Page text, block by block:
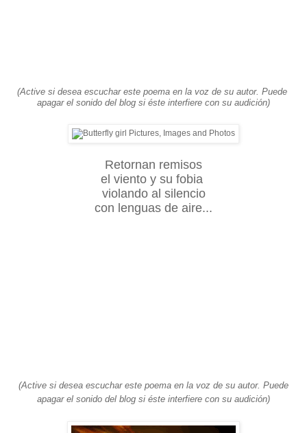
(Active si desea escuchar este poema en la voz de su autor. Puede
apagar el sonido del blog si éste interfiere con su audición)
Retornan remisos
el viento y su fobia
violando al silencio
con lenguas de aire...
(Active si desea escuchar este poema en la voz de su autor. Puede
apagar el sonido del blog si éste interfiere con su audición)